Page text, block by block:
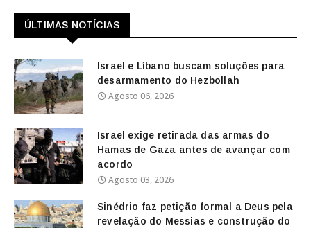
ÚLTIMAS NOTÍCIAS
Israel e Líbano buscam soluções para
desarmamento do Hezbollah
Agosto 06, 2026
Israel exige retirada das armas do
Hamas de Gaza antes de avançar com
acordo
Agosto 03, 2026
Sinédrio faz petição formal a Deus pela
revelação do Messias e construção do